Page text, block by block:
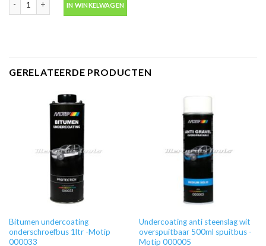
IN WINKELWAGEN
GERELATEERDE PRODUCTEN
Bitumen undercoating
onderschroefbus 1ltr -Motip
000033
Undercoating anti steenslag wit
overspuitbaar 500ml spuitbus -
Motip 000005